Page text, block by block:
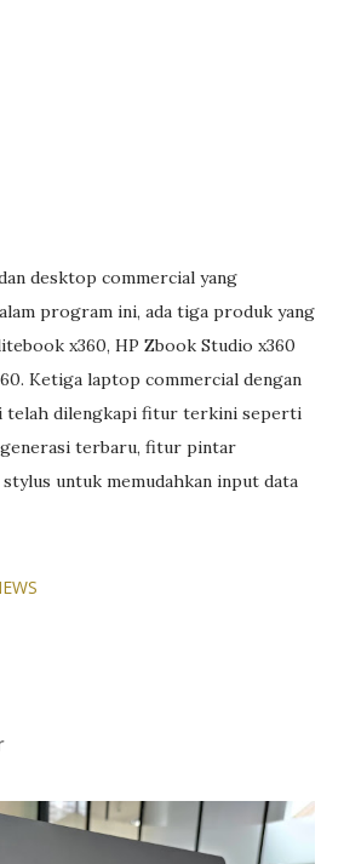
desktop commercial yang
program ini, ada tiga produk yang
x360, HP Zbook Studio x360
Ketiga laptop commercial dengan
telah dilengkapi fitur terkini seperti
terbaru, fitur pintar
untuk memudahkan input data